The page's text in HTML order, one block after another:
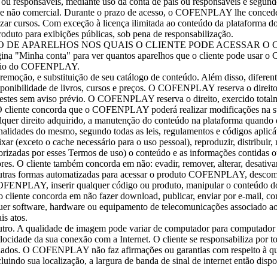
comercial. Durante o prazo de acesso, o COFENPLAY lhe
cursos. Com exceção à licença ilimitada ao conteúdo da plataforma
para exibições públicas, sob pena de responsabilização.
DE APARELHOS NOS QUAIS O CLIENTE PODE ACESSAR
"Minha conta" para ver quantos aparelhos que o cliente pode usar o
do COFENPLAY.
e substituição de seu catálogo de conteúdo. Além disso,
de livros, cursos e preços. O COFENPLAY reserva o
sem aviso prévio. O COFENPLAY reserva o direito, exercido
concorda que o COFENPLAY poderá realizar modificações na
direito adquirido, a manutenção do conteúdo na plataforma
do mesmo, segundo todas as leis, regulamentos e códigos
(exceto o cache necessário para o uso pessoal), reproduzir,
por esses Termos de uso) o conteúdo e as informações
O cliente também concorda em não: evadir, remover, alterar,
formas automatizadas para acessar o produto COFENPLAY,
inserir qualquer código ou produto, manipular o
concorda em não fazer download, publicar, enviar por e-mail,
software, hardware ou equipamento de telecomunicações
atos.
A qualidade de imagem pode variar de computador para
da sua conexão com a Internet. O cliente se responsabiliza por
O COFENPLAY não faz afirmações ou garantias com respeito à
sua localização, a largura de banda de sinal de internet então